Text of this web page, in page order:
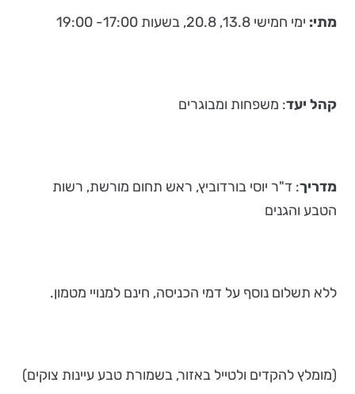
מתי: ימי חמישי 13.8, 20.8, בשעות 17:00- 19:00
קהל יעד: משפחות ומבוגרים
מדריך: ד"ר יוסי בורדוביץ, ראש תחום מורשת, רשות
הטבע והגנים
ללא תשלום נוסף על דמי הכניסה, חינם למנויי מטמון.
(מומלץ להקדים ולטייל באזור, בשמורת טבע עיינות צוקים)